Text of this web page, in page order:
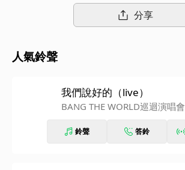
分享
人氣鈴聲
我們說好的（live）
BANG THE WORLD巡迴演唱會
鈴聲 答鈴